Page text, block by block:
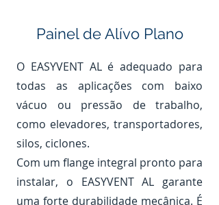
Painel de Alívo Plano
O EASYVENT AL é adequado para
todas as aplicações com baixo
vácuo ou pressão de trabalho,
como elevadores, transportadores,
silos, ciclones.
Com um flange integral pronto para
instalar, o EASYVENT AL garante
uma forte durabilidade mecânica. É